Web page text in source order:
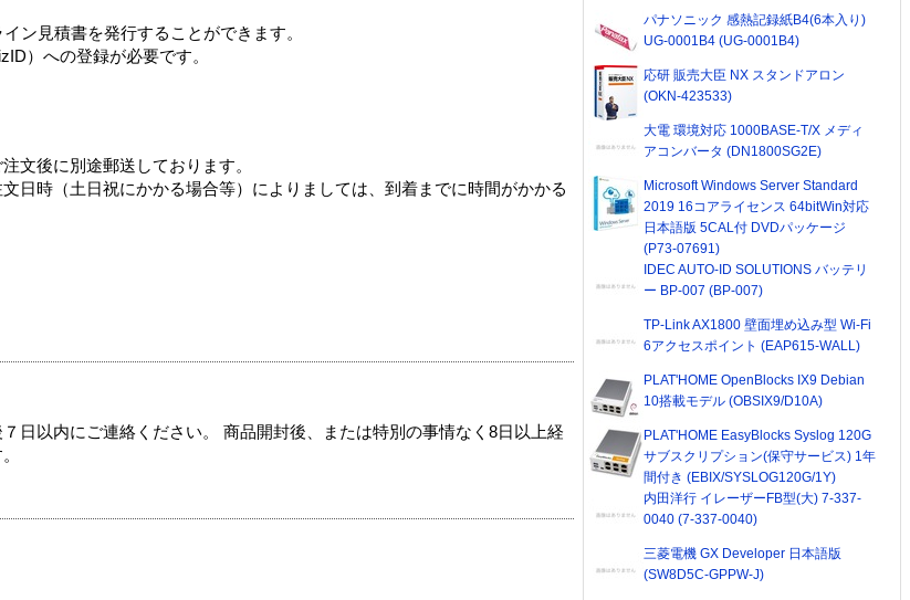
ン見積書を発行することができます。
）への登録が必要です。
文後に別途郵送しております。
日時（土日祝にかかる場合等）によりましては、到着までに時間がかかる
日以内にご連絡ください。 商品開封後、または特別の事情なく8日以上経
パナソニック 感熱記録紙B4(6本入り)
UG-0001B4 (UG-0001B4)
応研 販売大臣 NX スタンドアロン
(OKN-423533)
大電 環境対応 1000BASE-T/X メディ
アコンバータ (DN1800SG2E)
Microsoft Windows Server Standard
2019 16コアライセンス 64bitWin対応
日本語版 5CAL付 DVDパッケージ
(P73-07691)
IDEC AUTO-ID SOLUTIONS バッテリ
ー BP-007 (BP-007)
TP-Link AX1800 壁面埋め込み型 Wi-Fi
6アクセスポイント (EAP615-WALL)
PLAT'HOME OpenBlocks IX9 Debian
10搭載モデル (OBSIX9/D10A)
PLAT'HOME EasyBlocks Syslog 120G
サブスクリプション(保守サービス) 1年
間付き (EBIX/SYSLOG120G/1Y)
内田洋行 イレーザーFB型(大) 7-337-
0040 (7-337-0040)
三菱電機 GX Developer 日本語版
(SW8D5C-GPPW-J)